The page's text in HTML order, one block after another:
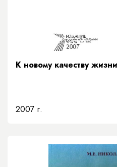
К новому качеству жизни
2007 г.